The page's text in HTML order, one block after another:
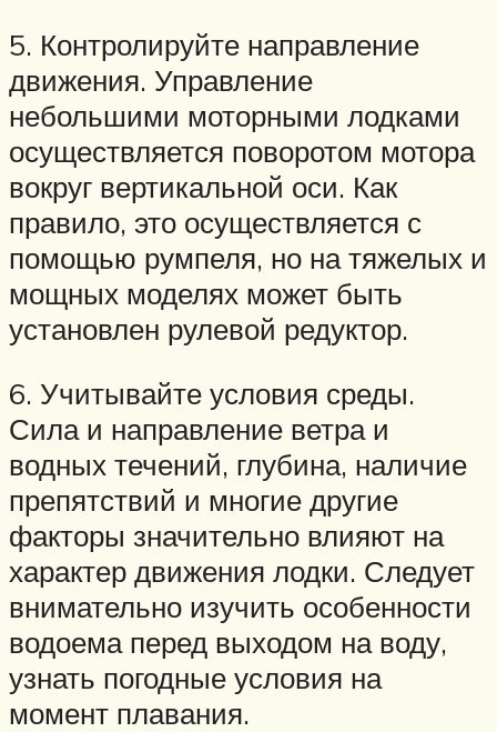
5. Контролируйте направление
движения. Управление
небольшими моторными лодками
осуществляется поворотом мотора
вокруг вертикальной оси. Как
правило, это осуществляется с
помощью румпеля, но на тяжелых и
мощных моделях может быть
установлен рулевой редуктор.
6. Учитывайте условия среды.
Сила и направление ветра и
водных течений, глубина, наличие
препятствий и многие другие
факторы значительно влияют на
характер движения лодки. Следует
внимательно изучить особенности
водоема перед выходом на воду,
узнать погодные условия на
момент плавания.